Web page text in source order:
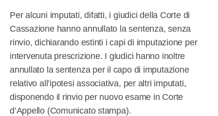
Per alcuni imputati, difatti, i giudici della Corte di
Cassazione hanno annullato la sentenza, senza
rinvio, dichiarando estinti i capi di imputazione per
intervenuta prescrizione. I giudici hanno inoltre
annullato la sentenza per il capo di imputazione
relativo all’ipotesi associativa, per altri imputati,
disponendo il rinvio per nuovo esame in Corte
d’Appello (Comunicato stampa).